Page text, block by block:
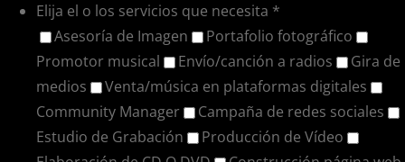
Elija el o los servicios que necesita *
Asesoría de Imagen
Portafolio fotográfico
Promotor musical
Envío/canción a radios
Gira de
medios
Venta/música en plataformas digitales
Community Manager
Campaña de redes sociales
Estudio de Grabación
Producción de Vídeo